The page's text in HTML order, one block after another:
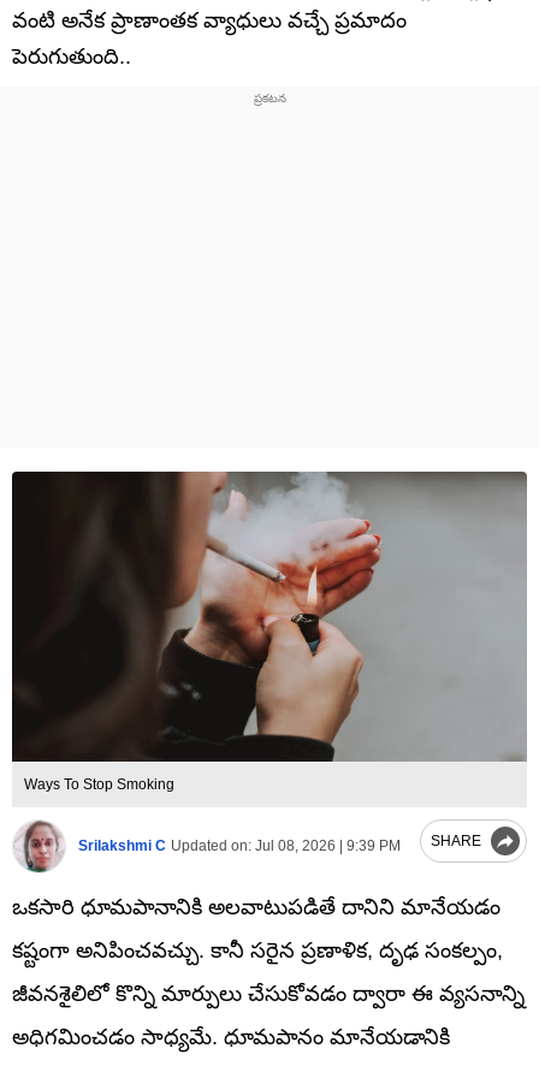
వంటి అనేక ప్రాణాంతక వ్యాధులు వచ్చే ప్రమాదం
పెరుగుతుంది..
Ways To Stop Smoking
Srilakshmi C Updated on: Jul 08, 2026 | 9:39 PM SHARE
ఒకసారి ధూమపానానికి అలవాటుపడితే దానిని మానేయడం
కష్టంగా అనిపించవచ్చు. కానీ సరైన ప్రణాళిక, దృఢ సంకల్పం,
జీవనశైలిలో కొన్ని మార్పులు చేసుకోవడం ద్వారా ఈ వ్యసనాన్ని
అధిగమించడం సాధ్యమే. ధూమపానం మానేయడానికి